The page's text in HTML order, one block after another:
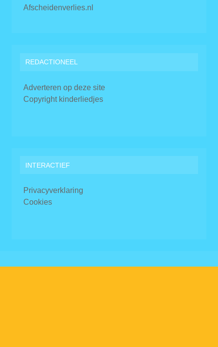
Afscheidenverlies.nl
REDACTIONEEL
Adverteren op deze site
Copyright kinderliedjes
INTERACTIEF
Privacyverklaring
Cookies